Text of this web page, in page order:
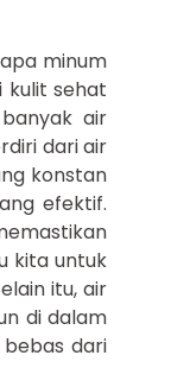
minum
kulit sehat
air
dari air
konstan
efektif.
kita untuk
itu, air
di dalam
dari